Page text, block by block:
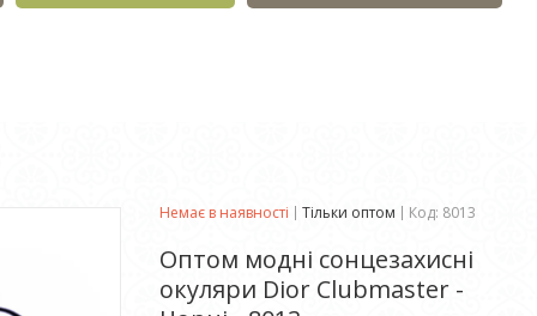
Немає в наявності Тільки оптом Код: 8013
Оптом модні сонцезахисні
окуляри Dior Clubmaster -